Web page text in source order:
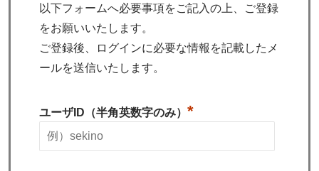
以下フォームへ必要事項をご記入の上、ご登録
をお願いいたします。
ご登録後、ログインに必要な情報を記載したメ
ールを送信いたします。
ユーザID（半角英数字のみ） *